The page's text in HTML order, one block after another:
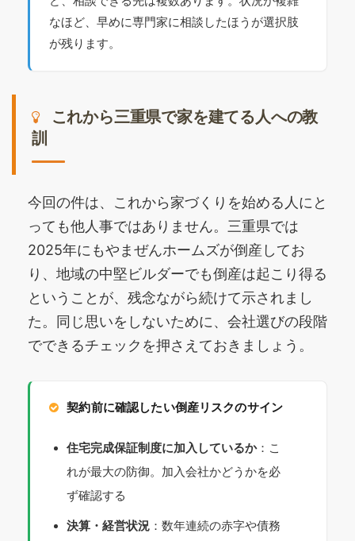
なほど、早めに専門家に相談したほうが選択肢
が残ります。
これから三重県で家を建てる人への教
訓
今回の件は、これから家づくりを始める人にと
っても他人事ではありません。三重県では
2025年にもやまぜんホームズが倒産してお
り、地域の中堅ビルダーでも倒産は起こり得る
ということが、残念ながら続けて示されまし
た。同じ思いをしないために、会社選びの段階
でできるチェックを押さえておきましょう。
契約前に確認したい倒産リスクのサイン
住宅完成保証制度に加入しているか：こ
れが最大の防御。加入会社かどうかを必
ず確認する
決算・経営状況 ：数年連続の赤字や債務